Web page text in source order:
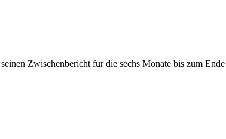
Zwischenbericht für die sechs Monate bis zum Ende